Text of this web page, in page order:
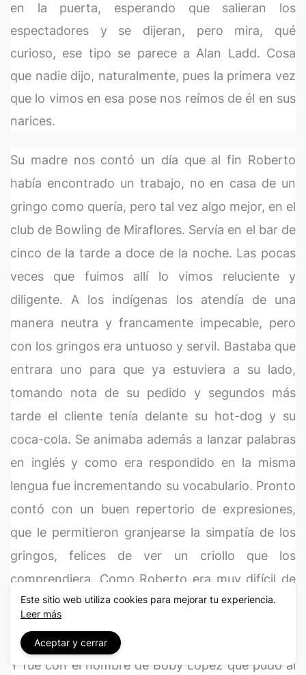
en la puerta, esperando que salieran los
espectadores y se dijeran, pero mira, qué
curioso, ese tipo se parece a Alan Ladd. Cosa
que nadie dijo, naturalmente, pues la primera vez
que lo vimos en esa pose nos reímos de él en sus
narices.
Su madre nos contó un día que al fin Roberto
había encontrado un trabajo, no en casa de un
gringo como quería, pero tal vez algo mejor, en el
club de Bowling de Miraflores. Servía en el bar de
cinco de la tarde a doce de la noche. Las pocas
veces que fuimos allí lo vimos reluciente y
diligente. A los indígenas los atendía de una
manera neutra y francamente impecable, pero
con los gringos era untuoso y servil. Bastaba que
entrara uno para que ya estuviera a su lado,
tomando nota de su pedido y segundos más
tarde el cliente tenía delante su hot-dog y su
coca-cola. Se animaba además a lanzar palabras
en inglés y como era respondido en la misma
lengua fue incrementando su vocabulario. Pronto
contó con un buen repertorio de expresiones,
que le permitieron granjearse la simpatía de los
gringos, felices de ver un criollo que los
comprendiera. Como Roberto era muy difícil de
pronunciar, fueron ellos quienes decidieron
Y fue con el nombre de Boby López que pudo al
Este sitio web utiliza cookies para mejorar tu experiencia.
Leer más
Aceptar y cerrar